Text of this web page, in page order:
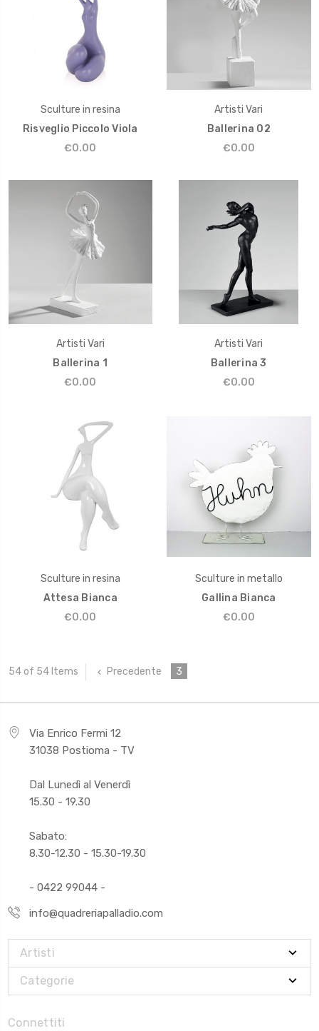
Sculture in resina
Risveglio Piccolo Viola
€0.00
Artisti Vari
Ballerina 02
€0.00
Artisti Vari
Ballerina 1
€0.00
Artisti Vari
Ballerina 3
€0.00
Sculture in resina
Attesa Bianca
€0.00
Sculture in metallo
Gallina Bianca
€0.00
54 of 54 Items Precedente 3
Via Enrico Fermi 12
31038 Postioma - TV
Dal Lunedì al Venerdì
15.30 - 19.30
Sabato:
8.30-12.30 - 15.30-19.30
- 0422 99044 -
info@quadreriapalladio.com
Artisti
Categorie
Connettiti